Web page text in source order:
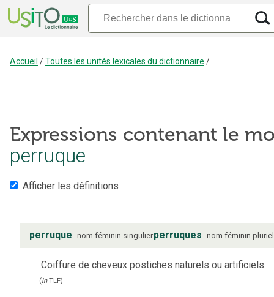
Accueil /Toutes les unités lexicales du dictionnaire /
Expressions contenant le
perruque
Afficher les définitions
perruque nom féminin singulierperruques nom féminin pluriel
Coiffure de cheveux postiches naturels ou artificiels.
(inTLF)